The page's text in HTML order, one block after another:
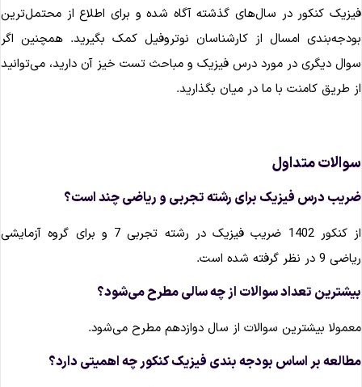
کنکور در سال‌های گذشته آگاه شده و برای اطلاع از محتمل‌ترین
امسال از کارشناسان نوتروفیل کمک بگیرید. همچنین اگر
دیگری در مورد درس فیزیک و مباحث تست خیز آن دارید، می‌توانید
طریق کامنت با ما در میان بگذارید.
متداول
درس فیزیک برای رشته تجربی و ریاضی چند است؟
از کنکور 1402 ضریب فیزیک در رشته تجربی 7 و برای گروه آزمایشی
9 در نظر گرفته شده است.
تعداد سوالات از چه سالی مطرح می‌شود؟
بیشترین سوالات از سال دوازدهم مطرح می‌شود.
بر اساس بودجه ‌بندی فیزیک کنکور چه اهمیتی دارد؟